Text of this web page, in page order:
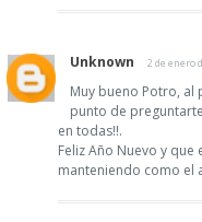
Unknown 2 de enero
Muy bueno Potro, al
punto de
en todas!!.
Feliz Año Nuevo y que
manteniendo como el